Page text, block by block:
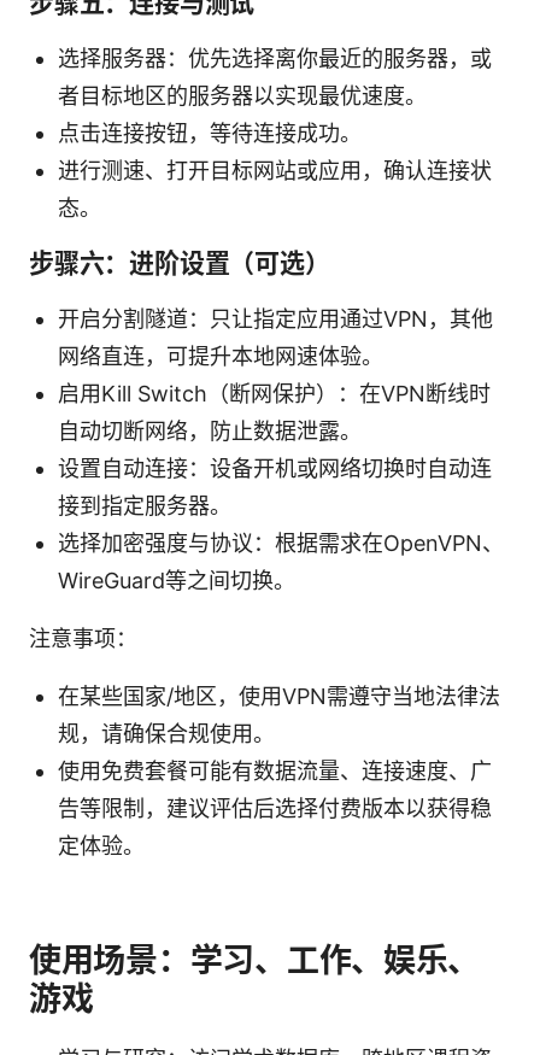
选择服务器：优先选择离你最近的服务器，或
者目标地区的服务器以实现最优速度。
点击连接按钮，等待连接成功。
进行测速、打开目标网站或应用，确认连接状
态。
步骤六：进阶设置（可选）
开启分割隧道：只让指定应用通过VPN，其他
网络直连，可提升本地网速体验。
启用Kill Switch（断网保护）：在VPN断线时
自动切断网络，防止数据泄露。
设置自动连接：设备开机或网络切换时自动连
接到指定服务器。
选择加密强度与协议：根据需求在OpenVPN、
WireGuard等之间切换。
注意事项：
在某些国家/地区，使用VPN需遵守当地法律法
规，请确保合规使用。
使用免费套餐可能有数据流量、连接速度、广
告等限制，建议评估后选择付费版本以获得稳
定体验。
使用场景：学习、工作、娱乐、
游戏